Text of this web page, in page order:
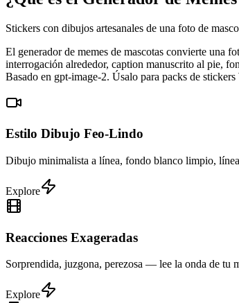
Stickers con dibujos artesanales de una foto de
El generador de memes de mascotas convierte una
interrogación alrededor, caption manuscrito al pie,
Basado en gpt-image-2. Úsalo para packs de
Estilo Dibujo Feo-Lindo
Dibujo minimalista a línea, fondo blanco limpio,
Explore
Reacciones Exageradas
Sorprendida, juzgona, perezosa — lee la onda de tu
Explore